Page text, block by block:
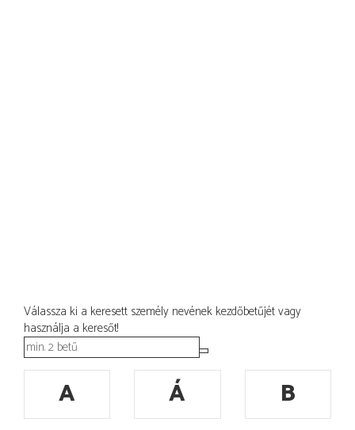
Válassza ki a keresett személy nevének kezdőbetűjét vagy
használja a keresőt!
A Á B